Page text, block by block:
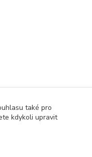
také pro
kdykoli upravit